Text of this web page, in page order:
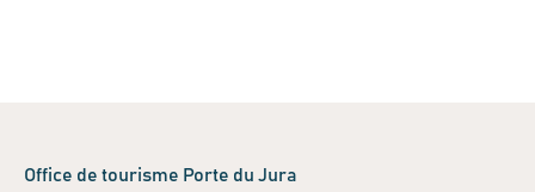
Office de tourisme Porte du Jura